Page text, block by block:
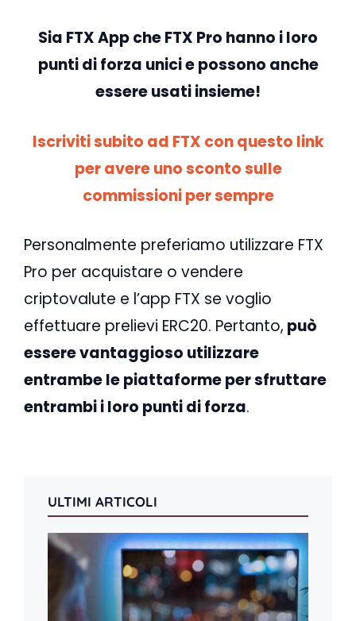
Sia FTX App che FTX Pro hanno i loro
punti di forza unici e possono anche
essere usati insieme!
Iscriviti subito ad FTX con questo link
per avere uno sconto sulle
commissioni per sempre
Personalmente preferiamo utilizzare FTX
Pro per acquistare o vendere
criptovalute e l’app FTX se voglio
effettuare prelievi ERC20. Pertanto, può
essere vantaggioso utilizzare
entrambe le piattaforme per sfruttare
entrambi i loro punti di forza.
ULTIMI ARTICOLI